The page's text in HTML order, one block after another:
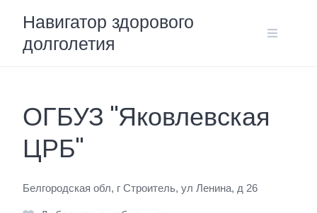
content
Навигатор здорового
долголетия
ОГБУЗ "Яковлевская
ЦРБ"
Белгородская обл, г Строитель, ул Ленина, д 26